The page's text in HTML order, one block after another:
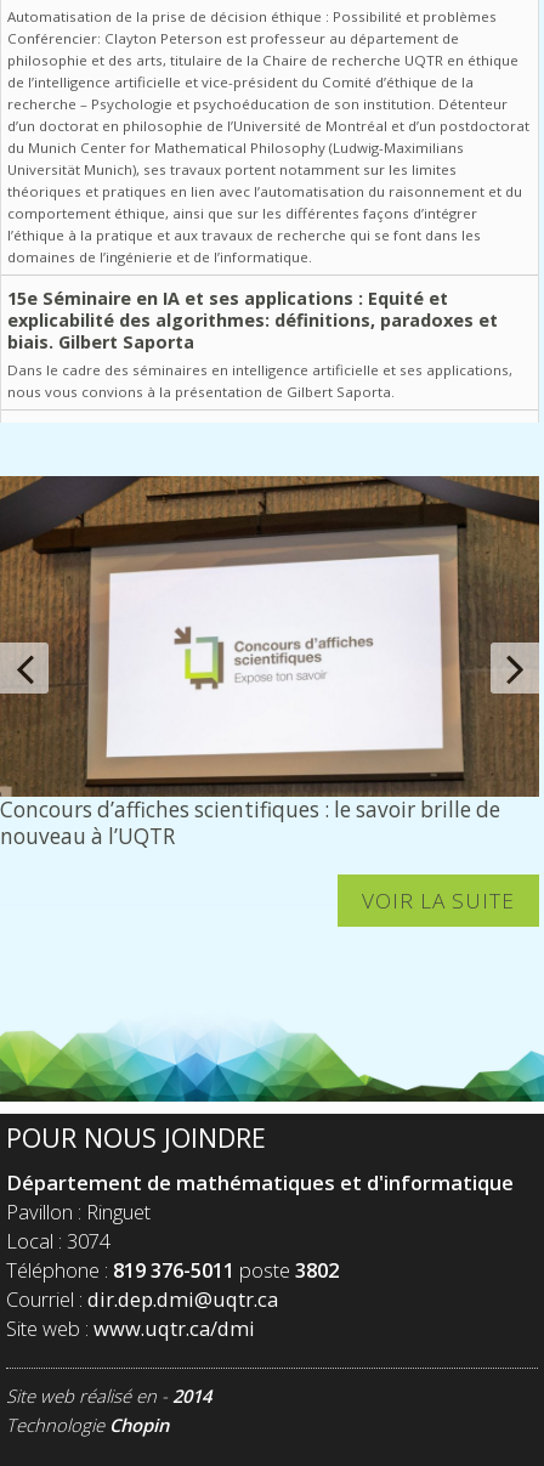
Automatisation de la prise de décision éthique : Possibilité et problèmes
Conférencier: Clayton Peterson est professeur au département de
philosophie et des arts, titulaire de la Chaire de recherche UQTR en éthique
de l’intelligence artificielle et vice-président du Comité d’éthique de la
recherche – Psychologie et psychoéducation de son institution. Détenteur
d’un doctorat en philosophie de l’Université de Montréal et d’un postdoctorat
du Munich Center for Mathematical Philosophy (Ludwig-Maximilians
Universität Munich), ses travaux portent notamment sur les limites
théoriques et pratiques en lien avec l’automatisation du raisonnement et du
comportement éthique, ainsi que sur les différentes façons d’intégrer
l’éthique à la pratique et aux travaux de recherche qui se font dans les
domaines de l’ingénierie et de l’informatique.
15e Séminaire en IA et ses applications : Equité et
explicabilité des algorithmes: définitions, paradoxes et
biais. Gilbert Saporta
Dans le cadre des séminaires en intelligence artificielle et ses applications,
nous vous convions à la présentation de Gilbert Saporta.
Concours d’affiches scientifiques : le savoir brille de
nouveau à l’UQTR
VOIR LA SUITE
POUR NOUS JOINDRE
Département de mathématiques et d'informatique
Pavillon : Ringuet
Local : 3074
Téléphone : 819 376-5011 poste 3802
Courriel : dir.dep.dmi@uqtr.ca
Site web : www.uqtr.ca/dmi
Site web réalisé en - 2014
TechnologieChopin